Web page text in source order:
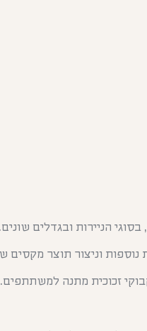
הניירות ובגדלים שונים.
וניצור תוצר מקסים
זכוכית מתנה למשתתפים.